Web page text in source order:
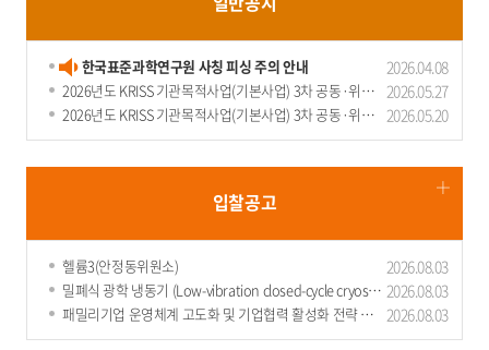
군 병원 MRI·CT, 국가측정표준으로 정량 모니터링한다
사 ‘군 의료영상 정량적 품질관리 체계 구축’을 위한 MOU 체결 - ..
한국표준과학연구원 사칭 피싱 주의 안내 2026.04.08
2026년도 KRISS 기관목적사업(기본사업) 3차 공동·위탁
연구과제..
2026.05.27
2026년도 KRISS 기관목적사업(기본사업) 3차 공동·위탁
연구과제..
2026.05.20
입찰공고
헬륨3(안정동위원소) 2026.08.03
밀폐식 광학 냉동기 (Low-vibration closed-cycle cryostat
for ..
2026.08.03
패밀리기업 운영체계 고도화 및 기업협력 활성화 전략 연구
용역
2026.08.03